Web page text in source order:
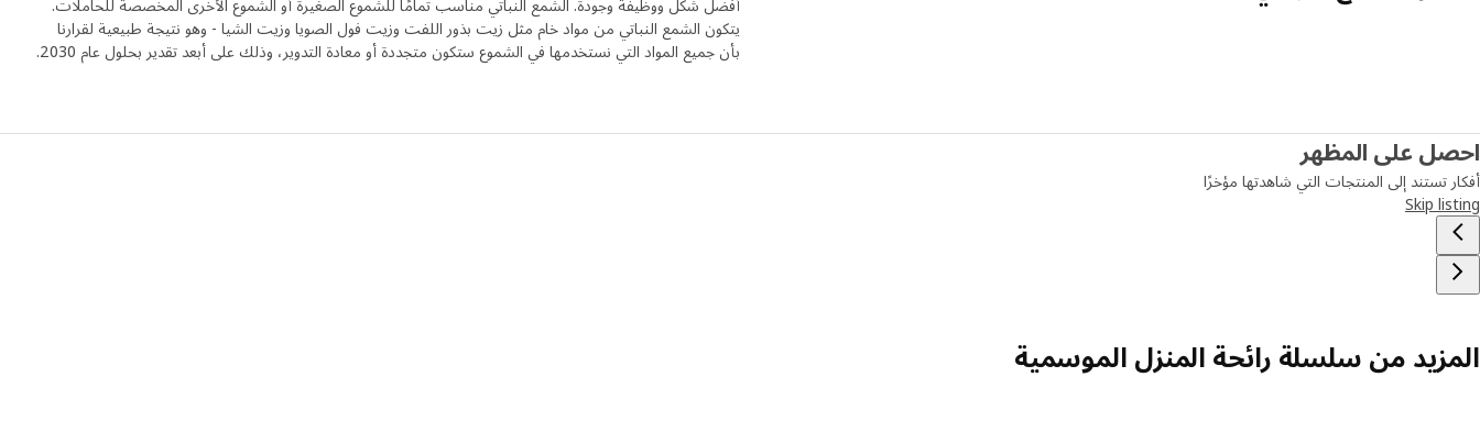
أفضل شكل ووظيفة وجودة. الشمع النباتي مناسب تمامًا للشموع الصغيرة أو الشموع الأخرى المخصصة للحاملات.
يتكون الشمع النباتي من مواد خام مثل زيت بذور اللفت وزيت فول الصويا وزيت الشيا - وهو نتيجة طبيعية لقرارنا
بأن جميع المواد التي نستخدمها في الشموع ستكون متجددة أو معادة التدوير، وذلك على أبعد تقدير بحلول عام 2030.
احصل على المظهر
أفكار تستند إلى المنتجات التي شاهدتها مؤخرًا
Skip listing
المزيد من سلسلة رائحة المنزل الموسمية